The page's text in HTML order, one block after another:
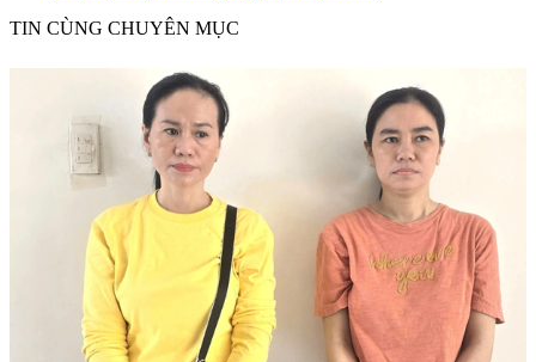
TIN CÙNG CHUYÊN MỤC